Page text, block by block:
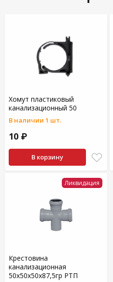
Хомут пластиковый
канализационный 50
В наличии 1 шт.
10 ₽
В корзину
Ликвидация
Крестовина
канализационная
50х50х50х87,5гр РТП